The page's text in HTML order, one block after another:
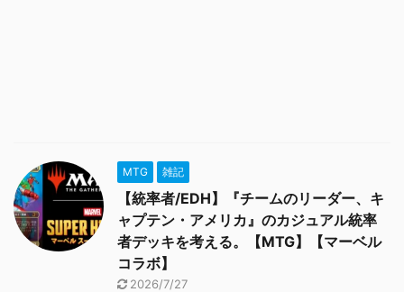
MTG 雑記
【統率者/EDH】『チームのリーダー、キ
ャプテン・アメリカ』のカジュアル統率
者デッキを考える。【MTG】【マーベル
コラボ】
2026/7/27